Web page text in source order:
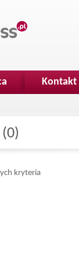
Kontakt
kryteria